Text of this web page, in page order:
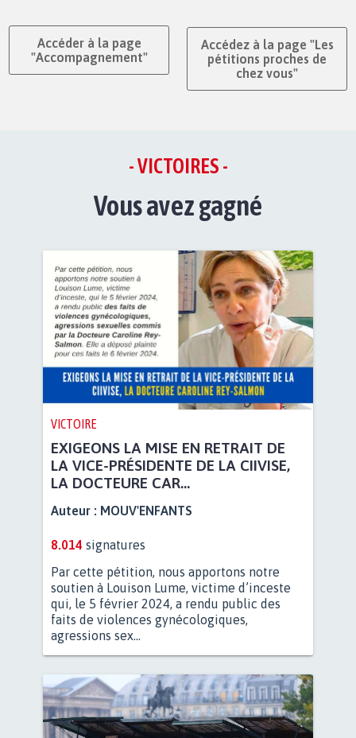
Accéder à la page
"Accompagnement"
Accédez à la page "Les
pétitions proches de
chez vous"
- VICTOIRES -
Vous avez gagné
VICTOIRE
EXIGEONS LA MISE EN RETRAIT DE
LA VICE-PRÉSIDENTE DE LA CIIVISE,
LA DOCTEURE CAR...
Auteur : MOUV'ENFANTS
8.014 signatures
Par cette pétition, nous apportons notre
soutien à Louison Lume, victime d’inceste
qui, le 5 février 2024, a rendu public des
faits de violences gynécologiques,
agressions sex...